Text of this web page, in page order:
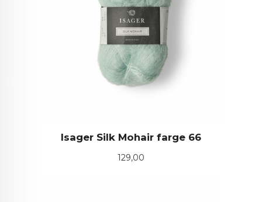
Isager Silk Mohair farge 66
Pris
129,00